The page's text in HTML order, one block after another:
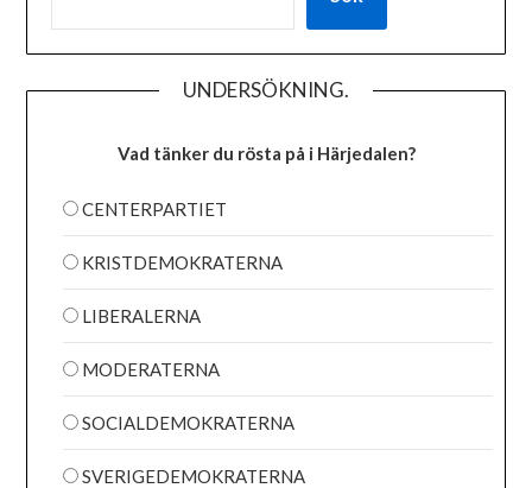
UNDERSÖKNING.
Vad tänker du rösta på i Härjedalen?
CENTERPARTIET
KRISTDEMOKRATERNA
LIBERALERNA
MODERATERNA
SOCIALDEMOKRATERNA
SVERIGEDEMOKRATERNA